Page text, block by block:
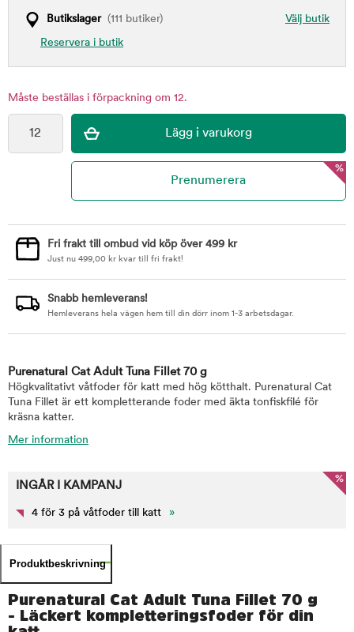
Välj butik
Butikslager(111 butiker)
Reservera i butik
Måste beställas i förpackning om 12.
%
Fri frakt till ombud vid köp över 499 kr
Just nu 499,00 kr kvar till fri frakt!
Snabb hemleverans!
Hemleverans hela vägen hem till din dörr inom 1-3 arbetsdagar.
Purenatural Cat Adult Tuna Fillet 70 g
Högkvalitativt våtfoder för katt med hög kötthalt. Purenatural Cat
Tuna Fillet är ett kompletterande foder med äkta tonfiskfilé för
kräsna katter.
Mer information
%
INGÅR I KAMPANJ
4 för 3 på våtfoder till katt »
Produktbeskrivning
Purenatural Cat Adult Tuna Fillet 70 g
- Läckert kompletteringsfoder för din